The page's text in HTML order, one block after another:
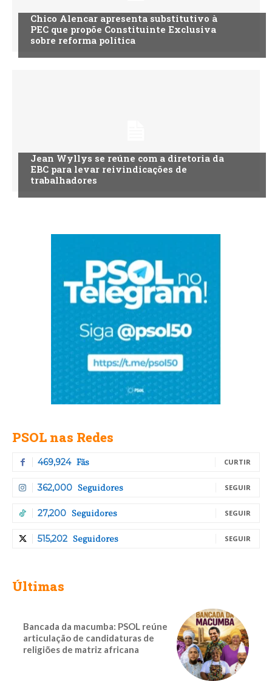
Chico Alencar apresenta substitutivo à
PEC que propõe Constituinte Exclusiva
sobre reforma política
Jean Wyllys se reúne com a diretoria da
EBC para levar reivindicações de
trabalhadores
PSOL nas Redes
469,924 Fãs CURTIR
362,000 Seguidores SEGUIR
27,200 Seguidores SEGUIR
515,202 Seguidores SEGUIR
Últimas
Bancada da macumba: PSOL reúne
articulação de candidaturas de
religiões de matriz africana